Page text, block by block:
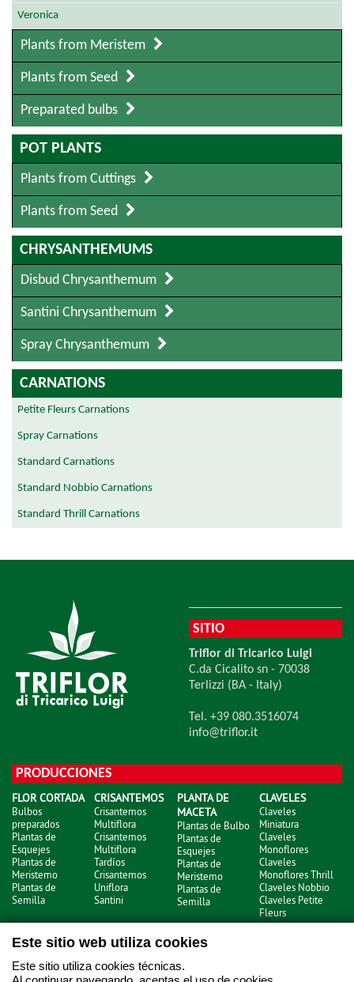
Este sitio web utiliza cookies
Este sitio utiliza cookies técnicas.
Veronica
Plants from Meristem
Plants from Seed
Preparated bulbs
POT PLANTS
Plants from Cuttings
Plants from Seed
CHRYSANTHEMUMS
Disbud Chrysanthemum
Santini Chrysanthemum
Spray Chrysanthemum
CARNATIONS
Petite Fleurs Carnations
Spray Carnations
Standard Carnations
Standard Nobbio Carnations
Standard Thrill Carnations
SITIO
Triflor di Tricarico Luigi
C.da Cicalito sn - 70038
Terlizzi (BA - Italy)
Tel. +39 080.3516074
info@triflor.it
PRODUCCIONES
FLOR CORTADA
Bulbos
preparados
Plantas de
Esquejes
Plantas de
Meristemo
Plantas de
Semilla
CRISANTEMOS
Crisantemos
Multiflora
Crisantemos
Multiflora
Tardíos
Crisantemos
Uniflora
Santini
PLANTA DE
MACETA
Plantas de Bulbo
Plantas de
Esquejes
Plantas de
Meristemo
Plantas de
Semilla
CLAVELES
Claveles
Miniatura
Claveles
Monoflores
Claveles
Monoflores Thrill
Claveles Nobbio
Claveles Petite
Fleurs
html - © Copyright 2026